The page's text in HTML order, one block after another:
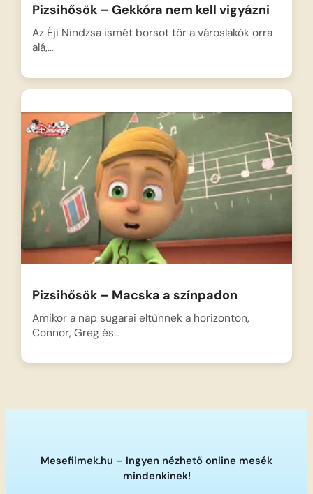
Pizsihősök – Gekkóra nem kell vigyázni
Az Éji Nindzsa ismét borsot tör a városlakók orra
alá,…
Pizsihősök – Macska a színpadon
Amikor a nap sugarai eltűnnek a horizonton,
Connor, Greg és…
Mesefilmek.hu – Ingyen nézhető online mesék
mindenkinek!